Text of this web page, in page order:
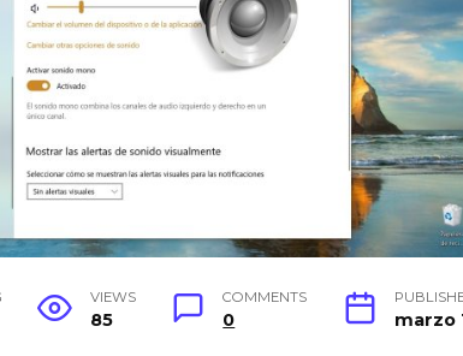
VIEWS
85
COMMENTS
0 marzo